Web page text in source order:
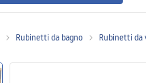
Rubinetti da bagno Rubinetti da